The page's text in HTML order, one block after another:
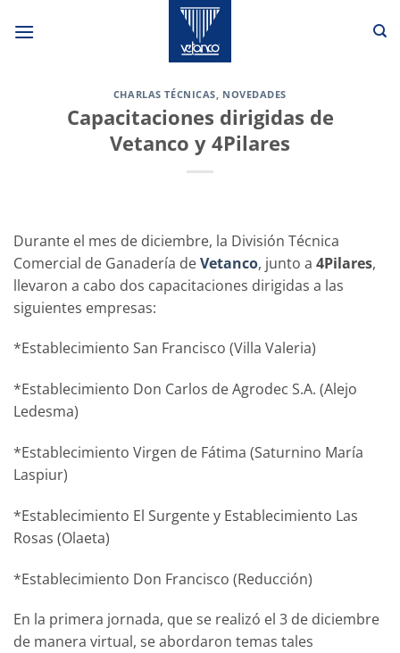
CHARLAS TÉCNICAS, NOVEDADES
Capacitaciones dirigidas de
Vetanco y 4Pilares
Durante el mes de diciembre, la División Técnica
Comercial de Ganadería deVetanco, junto a 4Pilares,
llevaron a cabo dos capacitaciones dirigidas a las
siguientes empresas:
*Establecimiento San Francisco (Villa Valeria)
*Establecimiento Don Carlos de Agrodec S.A. (Alejo
Ledesma)
*Establecimiento Virgen de Fátima (Saturnino María
Laspiur)
*Establecimiento El Surgente y Establecimiento Las
Rosas (Olaeta)
*Establecimiento Don Francisco (Reducción)
En la primera jornada, que se realizó el 3 de diciembre
de manera virtual, se abordaron temas tales